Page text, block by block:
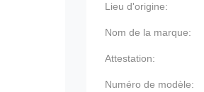
Lieu d'origine:
Nom de la marque:
Attestation:
Numéro de modèle: